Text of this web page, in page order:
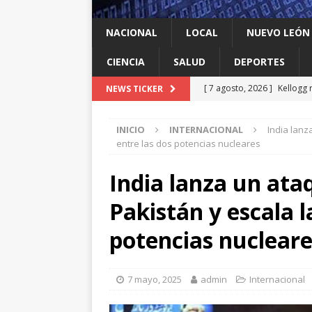
NACIONAL LOCAL NUEVO LEÓN
CIENCIA SALUD DEPORTES
NEWS TICKER [ 7 agosto, 2026 ] Kellogg
[ 7 agosto, 2026 ] Multan
[ 7 agosto, 2026 ] NL
recomendación de la OMS
[ 7 agosto, 2026 ]
INICIO INTERNACIONAL
India
entre las dos potencias nucleares
India lanza un
Pakistán y escala
potencias
7 mayo, 2025 admin Internacional